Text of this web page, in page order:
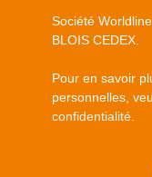
Société
BLOIS CEDEX.
Pour en savoir
personnelles,
confidentialité